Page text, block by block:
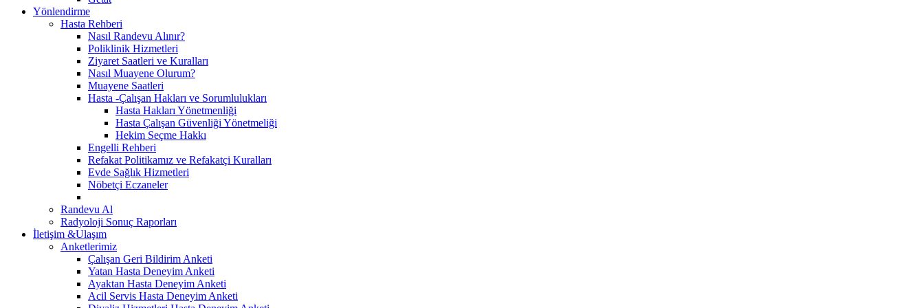
Yönlendirme
Hasta Rehberi
Nasıl Randevu Alınır?
Poliklinik Hizmetleri
Ziyaret Saatleri ve Kuralları
Nasıl Muayene Olurum?
Muayene Saatleri
Hasta -Çalışan Hakları ve Sorumlulukları
Hasta Hakları Yönetmenliği
Hasta Çalışan Güvenliği Yönetmeliği
Hekim Seçme Hakkı
Engelli Rehberi
Refakat Politikamız ve Refakatçi Kuralları
Evde Sağlık Hizmetleri
Nöbetçi Eczaneler
Randevu Al
Radyoloji Sonuç Raporları
İletişim &Ulaşım
Anketlerimiz
Çalışan Geri Bildirim Anketi
Yatan Hasta Deneyim Anketi
Ayaktan Hasta Deneyim Anketi
Acil Servis Hasta Deneyim Anketi